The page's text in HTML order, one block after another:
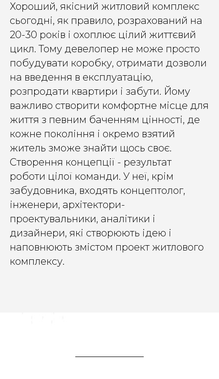
Хороший, якісний житловий комплекс
сьогодні, як правило, розрахований на
20-30 років і охоплює цілий життєвий
цикл. Тому девелопер не може просто
побудувати коробку, отримати дозволи
на введення в експлуатацію,
розпродати квартири і забути. Йому
важливо створити комфортне місце для
життя з певним баченням цінності, де
кожне покоління і окремо взятий
житель зможе знайти щось своє.
Створення концепції - результат
роботи цілої команди. У неї, крім
забудовника, входять концептолог,
інженери, архітектори-
проектувальники, аналітики і
дизайнери, які створюють ідею і
наповнюють змістом проект житлового
комплексу.